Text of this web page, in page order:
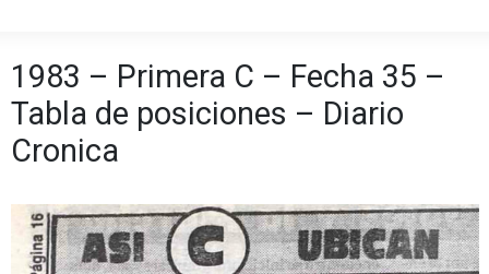
1983 – Primera C – Fecha 35 –
Tabla de posiciones – Diario
Cronica